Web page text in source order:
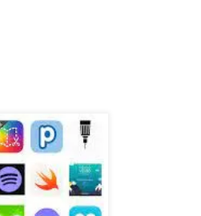
à la
moderne, la
façon dont nous
entoure. Au